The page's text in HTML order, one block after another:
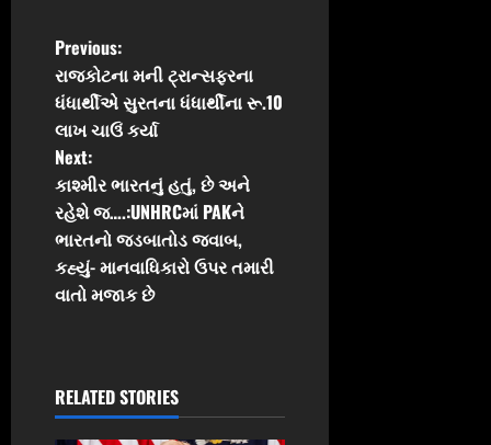
P
o
s
t
n
a
i
g
Previous:
રાજકોટના મની ટ્રાન્સફરના
ધંધાર્થીએ સુરતના ધંધાર્થીના રૂ.10
લાખ ચાઉં કર્યા
Next:
કાશ્મીર ભારતનું હતું, છે અને
રહેશે જ….:UNHRCમાં PAKને
ભારતનો જડબાતોડ જવાબ,
કહ્યું- માનવાધિકારો ઉપર તમારી
વાતો મજાક છે
RELATED STORIES